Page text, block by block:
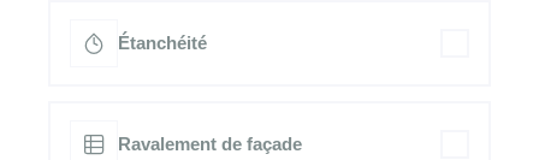
Étanchéité
Ravalement de façade